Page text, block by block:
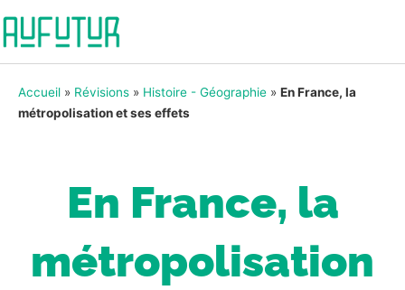
Accueil » Révisions » Histoire - Géographie » En France, la
métropolisation et ses effets
En France, la
métropolisation